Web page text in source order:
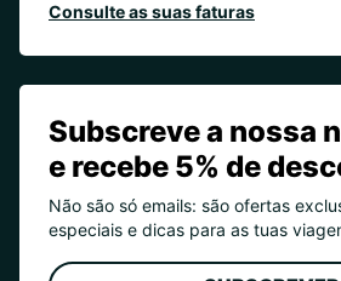
Consulte as suas faturas
Subscreve a nossa
e recebe 5% de
Não são só emails: são ofertas
especiais e dicas para as tuas